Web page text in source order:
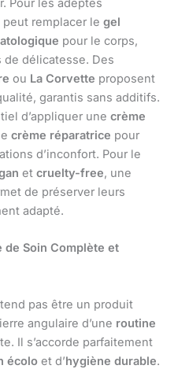
Pour les adeptes
peut remplacer le gel
pour le corps,
de délicatesse. Des
ou La Corvette proposent
garantis sans additifs.
d’appliquer une crème
crème réparatrice pour
d’inconfort. Pour le
et cruelty-free, une
de préserver leurs
adapté.
de Soin Complète et
pas être un produit
angulaire d’une routine
Il s’accorde parfaitement
écolo et d’hygiène durable.